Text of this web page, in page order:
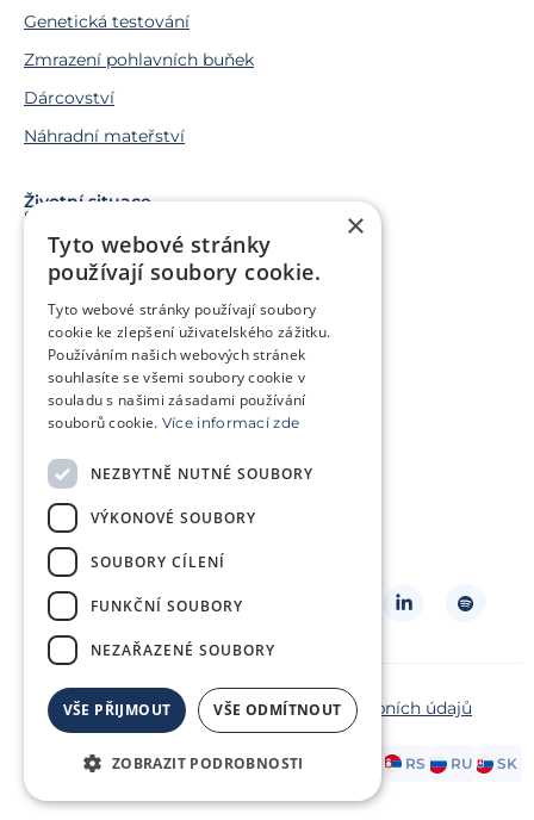
Genetická testování
Zmrazení pohlavních buňek
Dárcovství
Náhradní mateřství
Životní situace
Snažíme se o miminko
Chci miminko v budoucnu
Jsem v onkologické léčbě
Chci pomoct jiným párům
Klientská zóna
Slovníček pojmů
Často kladené dotazy
Ke stažení
Kontakt
Ceník
Sledujte nás
Copyright ©2026 RepromedaOchrana osobních údajů
Zásady cookies
DE EN FR HR HU RS RU SK
×
Tyto webové stránky
používají soubory cookie.
Tyto webové stránky používají soubory
cookie ke zlepšení uživatelského zážitku.
Používáním našich webových stránek
souhlasíte se všemi soubory cookie v
souladu s našimi zásadami používání
souborů cookie. Více informací zde
NEZBYTNĚ NUTNÉ SOUBORY
VÝKONOVÉ SOUBORY
SOUBORY CÍLENÍ
FUNKČNÍ SOUBORY
NEZAŘAZENÉ SOUBORY
VŠE PŘIJMOUT VŠE ODMÍTNOUT
ZOBRAZIT PODROBNOSTI